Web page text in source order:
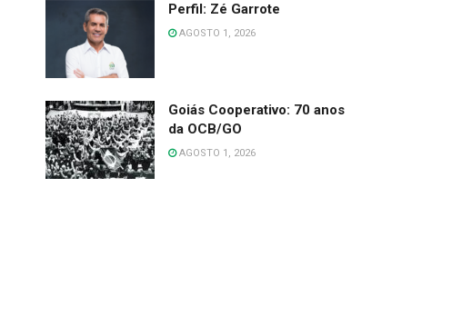
Perfil: Zé Garrote
AGOSTO 1, 2026
Goiás Cooperativo: 70 anos
da OCB/GO
AGOSTO 1, 2026